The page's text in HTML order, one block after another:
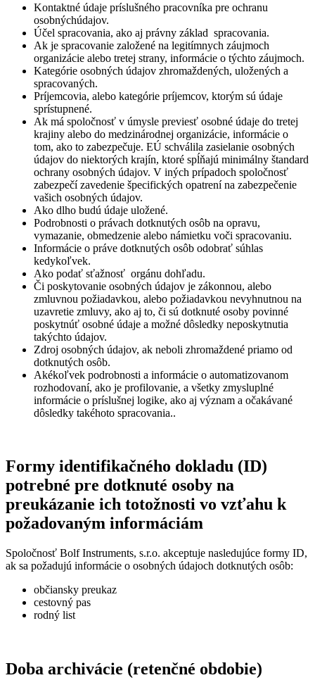
Kontaktné údaje príslušného pracovníka pre ochranu
osobnýchúdajov.
Účel spracovania, ako aj právny základ spracovania.
Ak je spracovanie založené na legitímnych záujmoch
organizácie alebo tretej strany, informácie o týchto záujmoch.
Kategórie osobných údajov zhromaždených, uložených a
spracovaných.
Príjemcovia, alebo kategórie príjemcov, ktorým sú údaje
sprístupnené.
Ak má spoločnosť v úmysle previesť osobné údaje do tretej
krajiny alebo do medzinárodnej organizácie, informácie o
tom, ako to zabezpečuje. EÚ schválila zasielanie osobných
údajov do niektorých krajín, ktoré spĺňajú minimálny štandard
ochrany osobných údajov. V iných prípadoch spoločnosť
zabezpečí zavedenie špecifických opatrení na zabezpečenie
vašich osobných údajov.
Ako dlho budú údaje uložené.
Podrobnosti o právach dotknutých osôb na opravu,
vymazanie, obmedzenie alebo námietku voči spracovaniu.
Informácie o práve dotknutých osôb odobrať súhlas
kedykoľvek.
Ako podať sťažnosť orgánu dohľadu.
Či poskytovanie osobných údajov je zákonnou, alebo
zmluvnou požiadavkou, alebo požiadavkou nevyhnutnou na
uzavretie zmluvy, ako aj to, či sú dotknuté osoby povinné
poskytnúť osobné údaje a možné dôsledky neposkytnutia
takýchto údajov.
Zdroj osobných údajov, ak neboli zhromaždené priamo od
dotknutých osôb.
Akékoľvek podrobnosti a informácie o automatizovanom
rozhodovaní, ako je profilovanie, a všetky zmysluplné
informácie o príslušnej logike, ako aj význam a očakávané
dôsledky takéhoto spracovania..
Formy identifikačného dokladu (ID)
potrebné pre dotknuté osoby na
preukázanie ich totožnosti vo vzťahu k
požadovaným informáciám
Spoločnosť Bolf Instruments, s.r.o. akceptuje nasledujúce formy ID,
ak sa požadujú informácie o osobných údajoch dotknutých osôb:
občiansky preukaz
cestovný pas
rodný list
Doba archivácie (retenčné obdobie)